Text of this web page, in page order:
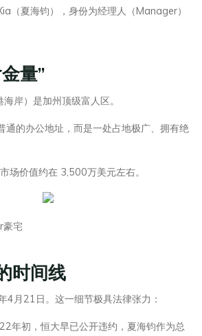
（夏海钧），身份为经理人（Manager）
量”
岸）是加州顶级富人区。
的办公地址，而是一处占地极广、拥有绝
场价值约在 3,500万美元左右。
宅
时间线
月21日。这一细节极具法律张力：
年初，恒大早已公开违约，夏海钧作为总